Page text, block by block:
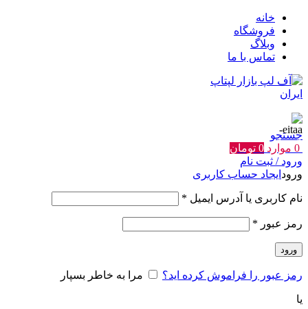
خانه
فروشگاه
وبلاگ
تماس با ما
جستجو
0 موارد 0 تومان
ورود / ثبت نام
ورود ایجاد حساب کاربری
نام کاربری یا آدرس ایمیل *
رمز عبور *
ورود
رمز عبور را فراموش کرده اید؟ مرا به خاطر بسپار
یا